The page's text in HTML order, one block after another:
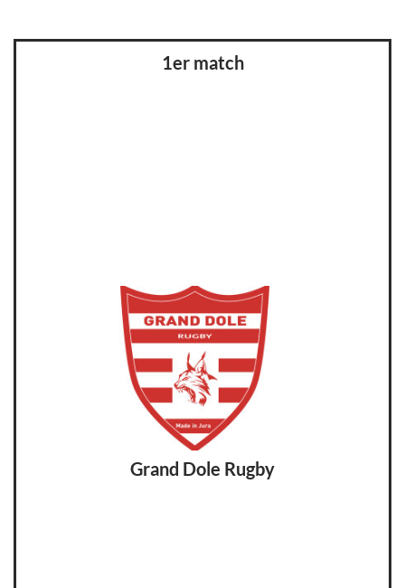
1er match
Grand Dole Rugby